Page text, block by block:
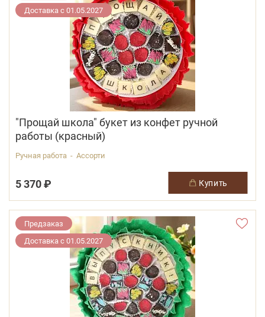
Доставка с 01.05.2027
"Прощай школа" букет из конфет ручной
работы (красный)
Ручная работа - Ассорти
5 370 ₽ купить
Предзаказ
Доставка с 01.05.2027